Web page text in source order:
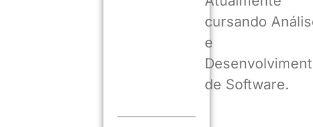
cursando
e
de Software.